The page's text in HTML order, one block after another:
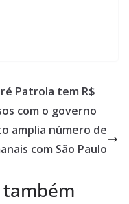
Patrola tem R$
com o governo
amplia número de
com São Paulo